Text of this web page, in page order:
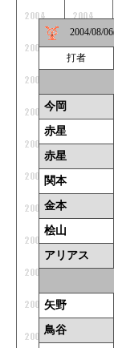
2004/08/
打者
今岡
赤星
赤星
関本
金本
桧山
アリアス
矢野
鳥谷